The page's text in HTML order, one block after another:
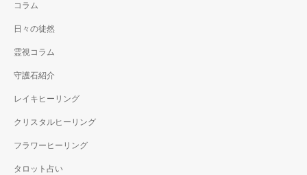
コラム
日々の徒然
霊視コラム
守護石紹介
レイキヒーリング
クリスタルヒーリング
フラワーヒーリング
タロット占い